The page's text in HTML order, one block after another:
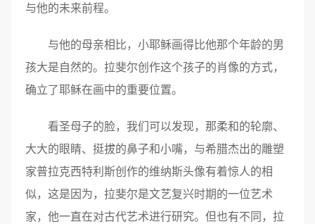
与他的未来前程。
与他的母亲相比，小耶稣画得比他那个年龄的男
孩大是自然的。拉斐尔创作这个孩子的肖像的方式，
确立了耶稣在画中的重要位置。
看圣母子的脸，我们可以发现，那柔和的轮廓、
大大的眼睛、挺拔的鼻子和小嘴，与希腊杰出的雕塑
家普拉克西特利斯创作的维纳斯头像有着惊人的相
似，这是因为，拉斐尔是文艺复兴时期的一位艺术
家，他一直在对古代艺术进行研究。但也有不同，拉